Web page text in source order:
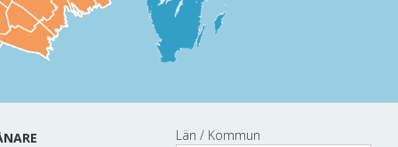
Län / Kommun